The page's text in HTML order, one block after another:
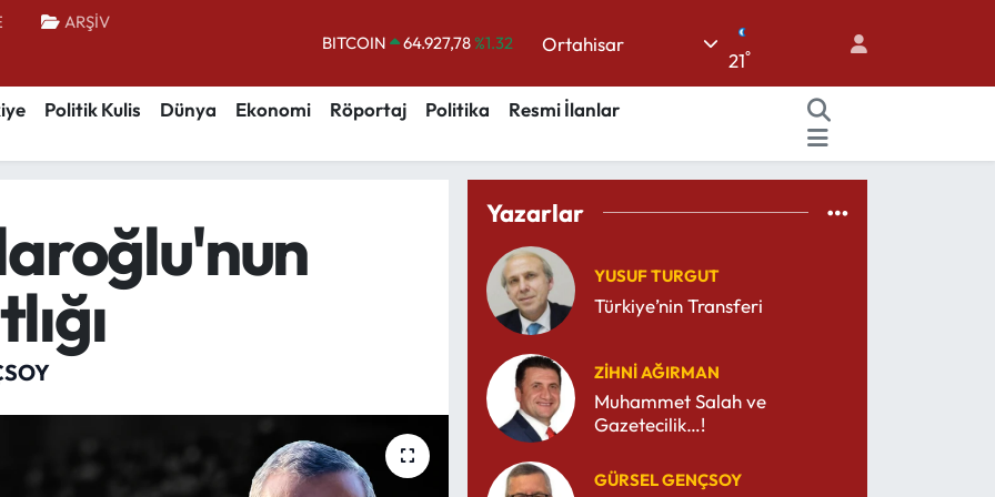
ARŞİV
DOLAR 47,5894%0.08
EURO
55,0398%-0.02
STERLİN
64,1581 %0.16
GRAM ALTIN
6508.83%4.44
13.703%11
Ortahisar
21°
Politik Kulis Dünya Ekonomi Röportaj Politika
Resmi İlanlar
Yazarlar
YUSUF TURGUT
Türkiye’nin Transferi
ZIHNI AĞIRMAN
Muhammet Salah ve
Gazetecilik…!
GÜRSEL GENÇSOY